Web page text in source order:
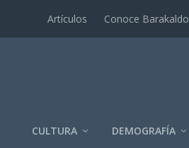
Artí­culos Conoce Barakaldo
CULTURA DEMOGRAFÍA